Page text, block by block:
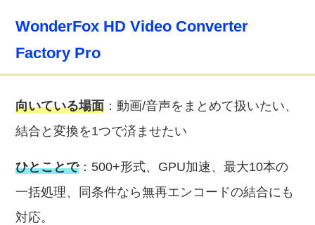
WonderFox HD Video Converter
Factory Pro
向いている場面 ：動画/音声をまとめて扱いたい、
結合と変換を1つで済ませたい
ひとことで：500+形式、GPU加速、最大10本の
一括処理、同条件なら無再エンコードの結合にも
対応。